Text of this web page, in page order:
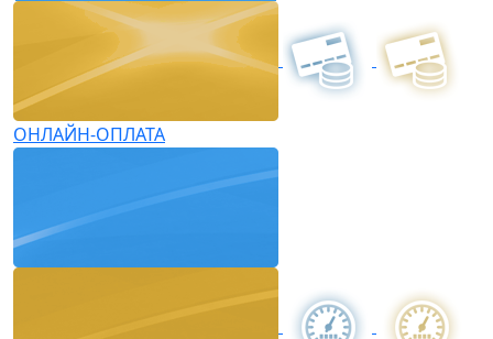
ОНЛАЙН-ОПЛАТА